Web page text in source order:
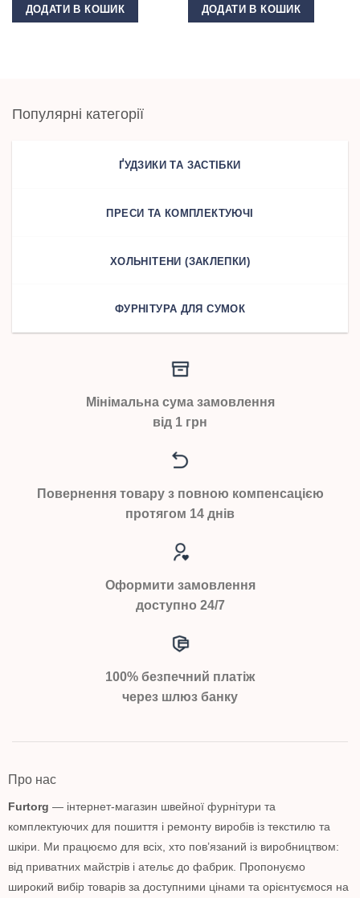
ДОДАТИ В КОШИК ДОДАТИ В КОШИК
Популярні категорії
ҐУДЗИКИ ТА ЗАСТІБКИ
ПРЕСИ ТА КОМПЛЕКТУЮЧІ
ХОЛЬНІТЕНИ (ЗАКЛЕПКИ)
ФУРНІТУРА ДЛЯ СУМОК
Мінімальна сума замовлення
від 1 грн
Повернення товару з повною компенсацією
протягом 14 днів
Оформити замовлення
доступно 24/7
100% безпечний платіж
через шлюз банку
Про нас
Furtorg — інтернет-магазин швейної фурнітури та
комплектуючих для пошиття і ремонту виробів із текстилю та
шкіри. Ми працюємо для всіх, хто пов’язаний із виробництвом:
від приватних майстрів і ательє до фабрик. Пропонуємо
широкий вибір товарів за доступними цінами та орієнтуємося на